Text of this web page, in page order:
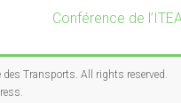
Conférence de
des Transports. All rights reserved.
.